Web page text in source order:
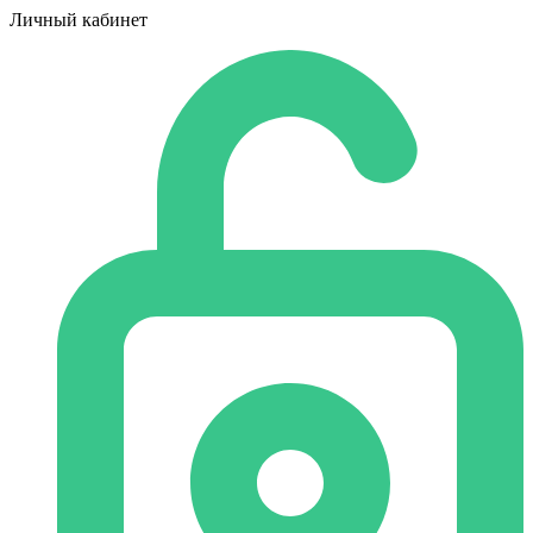
Личный кабинет